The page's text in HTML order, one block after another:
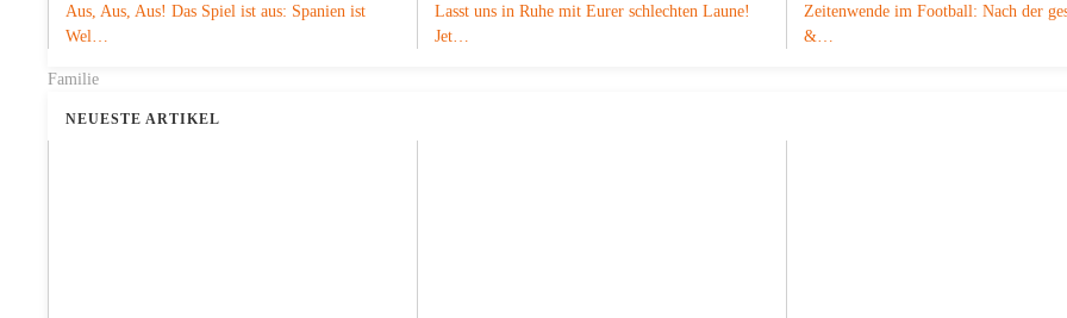
Aus, Aus, Aus! Das Spiel ist aus: Spanien ist
Wel…
Lasst uns in Ruhe mit Eurer schlechten Laune!
Jet…
Zeitenwende im Football: Nach der
&…
Familie
NEUESTE ARTIKEL